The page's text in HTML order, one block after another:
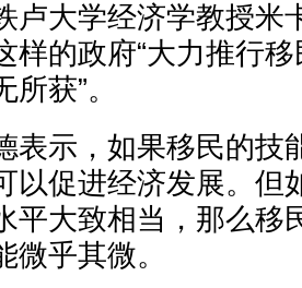
大学经济学教授米
样的政府“大力推行
获”。
示，如果移民的技
以促进经济发展。但
平大致相当，那么移
微乎其微。